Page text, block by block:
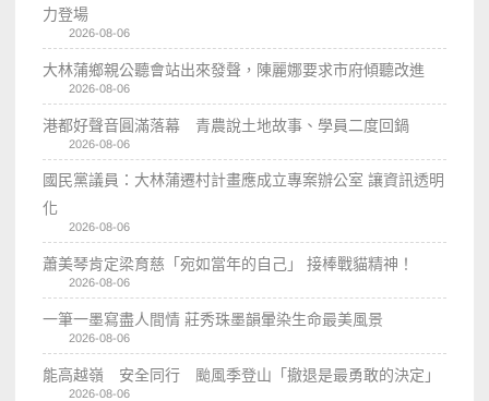
力登場
2026-08-06
大林蒲鄉親公聽會站出來發聲，陳麗娜要求市府傾聽改進
2026-08-06
港都好聲音圓滿落幕 青農說土地故事、學員二度回鍋
2026-08-06
國民黨議員：大林蒲遷村計畫應成立專案辦公室 讓資訊透明
化
2026-08-06
蕭美琴肯定梁育慈「宛如當年的自己」 接棒戰貓精神！
2026-08-06
一筆一墨寫盡人間情 莊秀珠墨韻暈染生命最美風景
2026-08-06
能高越嶺 安全同行 颱風季登山「撤退是最勇敢的決定」
2026-08-06